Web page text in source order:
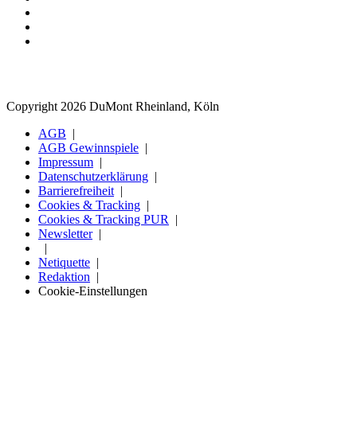
Copyright 2026 DuMont Rheinland, Köln
AGB
AGB Gewinnspiele
Impressum
Datenschutzerklärung
Barrierefreiheit
Cookies & Tracking
Cookies & Tracking PUR
Newsletter
Netiquette
Redaktion
Cookie-Einstellungen